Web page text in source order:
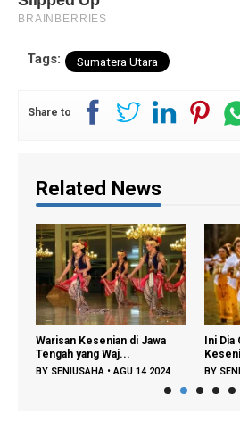
Tags: Sumatera Utara
Share to
Related News
Warisan Kesenian di Jawa
Tengah yang Waj...
BY SENIUSAHA •AGU 14 2024
Ini
BY